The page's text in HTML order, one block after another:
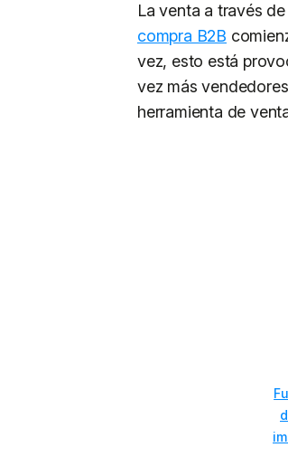
La venta a través
compra B2B
vez, esto está
vez más
herramienta de